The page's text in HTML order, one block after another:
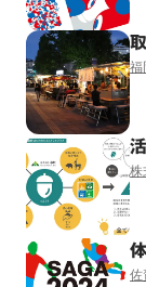
福
株
佐